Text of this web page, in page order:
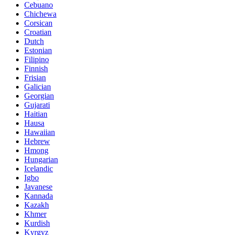
Cebuano
Chichewa
Corsican
Croatian
Dutch
Estonian
Filipino
Finnish
Frisian
Galician
Georgian
Gujarati
Haitian
Hausa
Hawaiian
Hebrew
Hmong
Hungarian
Icelandic
Igbo
Javanese
Kannada
Kazakh
Khmer
Kurdish
Kyrgyz